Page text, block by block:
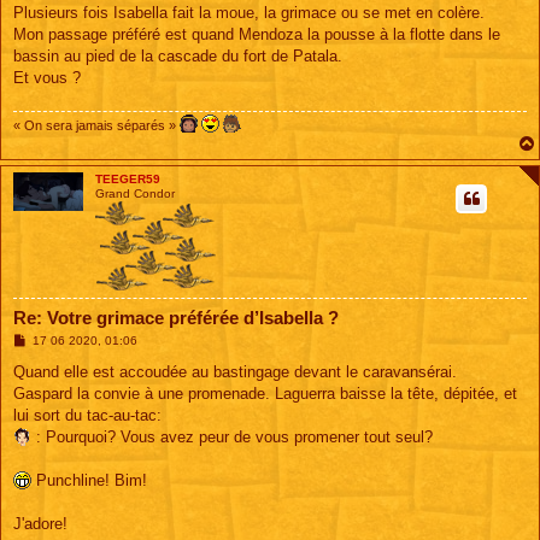
s
a
g
Plusieurs fois Isabella fait la moue, la grimace ou se met en colère.
Mon passage préféré est quand Mendoza la pousse à la flotte dans le
bassin au pied de la cascade du fort de Patala.
Et vous ?
« On sera jamais séparés »
TEEGER59
Grand Condor
Re: Votre grimace préférée d’Isabella ?
M
s
a
g
17 06 2020, 01:06
Quand elle est accoudée au bastingage devant le caravansérai.
Gaspard la convie à une promenade. Laguerra baisse la tête, dépitée, et
lui sort du tac-au-tac:
: Pourquoi? Vous avez peur de vous promener tout seul?
Punchline! Bim!
J'adore!